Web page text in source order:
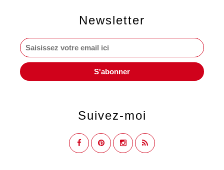
Newsletter
Suivez-moi